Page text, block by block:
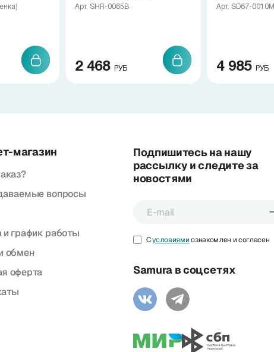
Арт. SHR-0065B
2 468 РУБ
Арт. SD67-0010M
4 985 РУБ
магазин
вопросы
и график работы
обмен
оферта
Подпишитесь на нашу
рассылку и следите за
новостями
Сусловиямиознакомлен и согласен
Samura в соцсетях